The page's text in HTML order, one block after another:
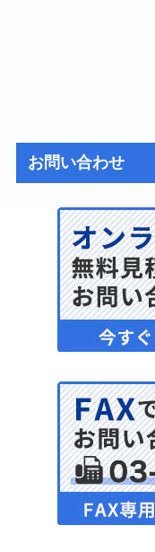
お問い合わせ